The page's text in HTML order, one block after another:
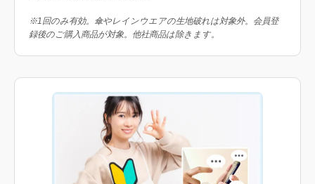
※1回のみ有効。傘やレインウエアの生地破れは対象外。会員登
録後のご購入商品が対象。他社商品は除きます。